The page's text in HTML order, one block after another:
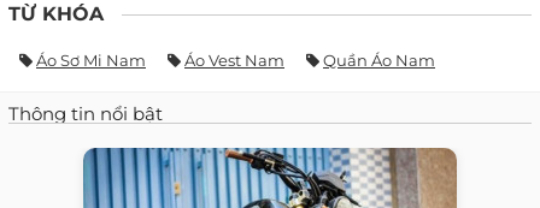
TỪ KHÓA
Áo Sơ Mi Nam Áo Vest Nam Quần Áo Nam
Thông tin nổi bật